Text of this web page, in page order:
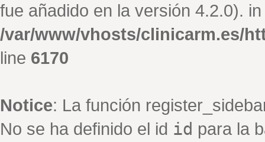
fue añadido en la versión 4.2.0). in
/var/www/vhosts/clinicarm.es/
line 6170
Notice: La función
No se ha definido el id id para la